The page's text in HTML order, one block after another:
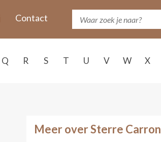
Contact
Q R S T U V W X
Meer over Sterre Carron